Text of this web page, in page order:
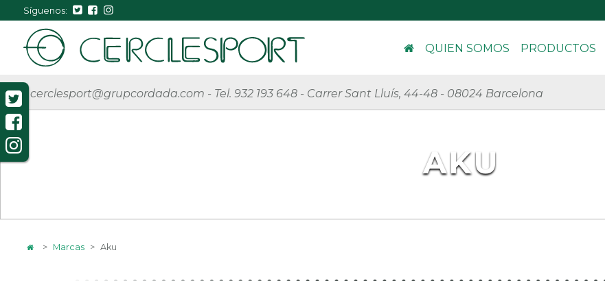
Síguenos:
QUIEN SOMOS PRODUCTOS
cerclesport@grupcordada.com - Tel. 932 193 648 - Carrer Sant Lluís, 44-48 - 08024 Barcelona
AKU
> Marcas > Aku